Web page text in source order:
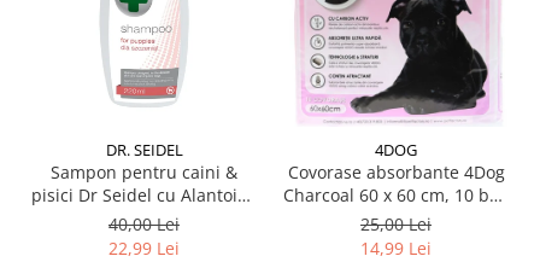
DR. SEIDEL
Sampon pentru caini &
pisici Dr Seidel cu Alantoina
220 ml
40,00 Lei
22,99 Lei
4DOG
Covorase absorbante 4Dog
Charcoal 60 x 60 cm, 10 buc
/ pachet
25,00 Lei
14,99 Lei